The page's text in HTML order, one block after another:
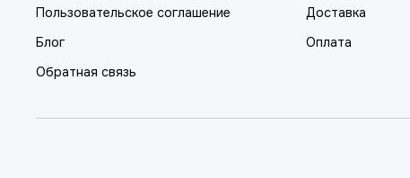
Пользовательское соглашение
Блог
Обратная связь
Доставка
Оплата